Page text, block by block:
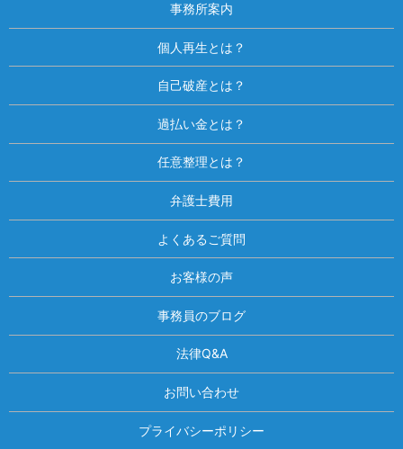
事務所案内
個人再生とは？
自己破産とは？
過払い金とは？
任意整理とは？
弁護士費用
よくあるご質問
お客様の声
事務員のブログ
法律Q&A
お問い合わせ
プライバシーポリシー